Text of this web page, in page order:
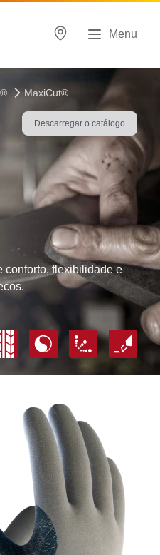
Menu
MaxiCut®
Descarregar o catálogo
conforto, flexibilidade e